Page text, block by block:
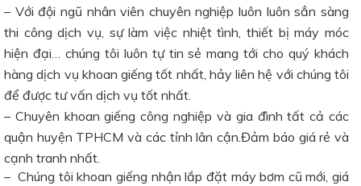
– Với đội ngũ nhân viên chuyên nghiệp luôn luôn sẳn sàng
thi công dịch vụ, sự làm việc nhiệt tình, thiết bị máy móc
hiện đại… chúng tôi luôn tự tin sẻ mang tới cho quý khách
hàng dịch vụ khoan giếng tốt nhất, hảy liên hệ với chúng tôi
để được tư vấn dịch vụ tốt nhất.
– Chuyên khoan giếng công nghiệp và gia đình tất cả các
quận huyện TPHCM và các tỉnh lân cận.Đảm báo giá rẻ và
cạnh tranh nhất.
– Chúng tôi khoan giếng nhận lắp đặt máy bơm cũ mới, giá